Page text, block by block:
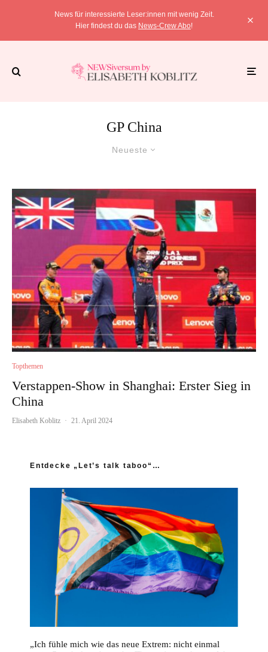
News für interessierte Leser:innen mit wenig Zeit.
Hier findest du das News-Crew Abo!
GP China
Neueste
Topthemen
Verstappen-Show in Shanghai: Erster Sieg in
China
Elisabeth Koblitz · 21. April 2024
Entdecke „Let’s talk taboo“…
„Ich fühle mich wie das neue Extrem: nicht einmal